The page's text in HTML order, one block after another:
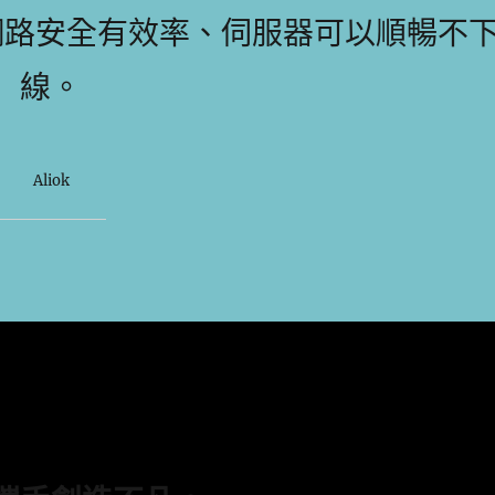
安全有效率、伺服器可以順暢不
線。
Aliok